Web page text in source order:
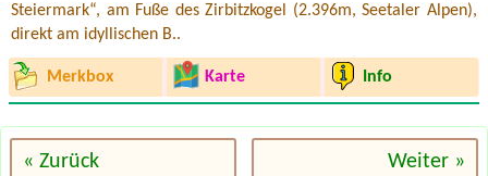
Steiermark“, am Fuße des Zirbitzkogel (2.396m, Seetaler Alpen),
direkt am idyllischen B..
Merkbox Karte Info
« Zurück Weiter »